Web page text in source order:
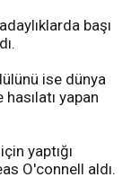
başı
ise dünya
yapan
yaptığı
O'connell aldı.